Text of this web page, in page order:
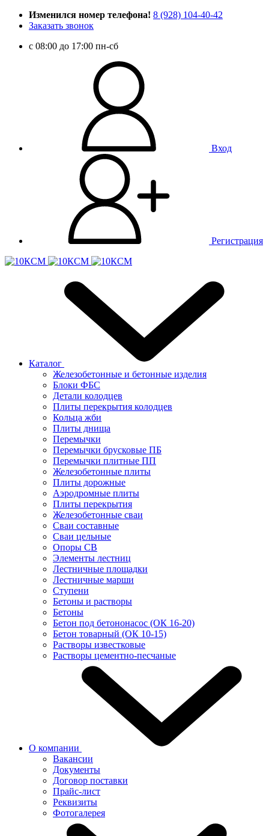
Изменился номер телефона! 8 (928) 104-40-42
Заказать звонок
c 08:00 до 17:00 пн-сб
Вход
Регистрация
Каталог
Железобетонные и бетонные изделия
Блоки ФБС
Детали колодцев
Плиты перекрытия колодцев
Кольца жби
Плиты днища
Перемычки
Перемычки брусковые ПБ
Перемычки плитные ПП
Железобетонные плиты
Плиты дорожные
Аэродромные плиты
Плиты перекрытия
Железобетонные сваи
Сваи составные
Сваи цельные
Опоры СВ
Элементы лестниц
Лестничные площадки
Лестничные марши
Ступени
Бетоны и растворы
Бетоны
Бетон под бетононасос (ОК 16-20)
Бетон товарный (ОК 10-15)
Растворы известковые
Растворы цементно-песчаные
О компании
Вакансии
Документы
Договор поставки
Прайс-лист
Реквизиты
Фотогалерея